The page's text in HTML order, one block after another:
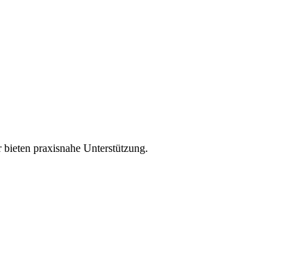
praxisnahe Unterstützung.